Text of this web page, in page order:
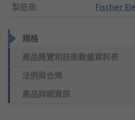
製造商: Fischer
規格
產品概覽和技術數據資料表
法例與合規
產品詳細資訊